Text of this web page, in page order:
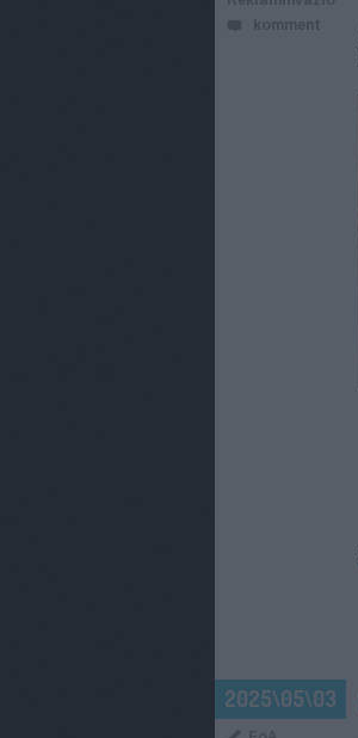
komment
2025\05\03